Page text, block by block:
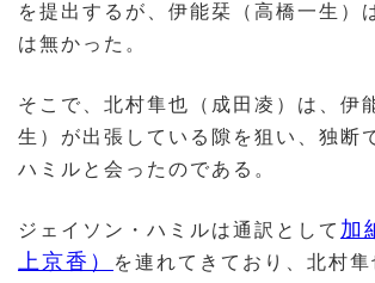
を提出するが、伊能栞（高橋一生）
は無かった。
そこで、北村隼也（成田凌）は、伊
生）が出張している隙を狙い、独断
ハミルと会ったのである。
ジェイソン・ハミルは通訳として 加
上京香）
を連れてきており、北村隼